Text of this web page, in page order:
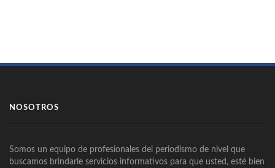
NOSOTROS
Somos un equipo de profesionales del periodismo de nivel que
buscamos brindarle servicios informativos para que usted, esté bien